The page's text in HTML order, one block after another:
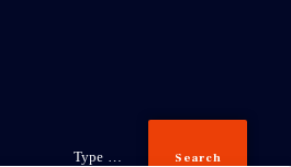
Search